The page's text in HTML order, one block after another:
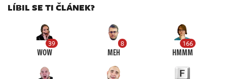
LÍBIL SE TI ČLÁNEK?
39
WOW
8
MEH
166
HMMM